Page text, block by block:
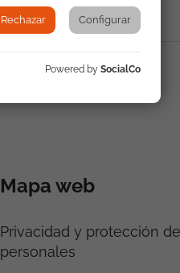
Mapa web
Privacidad y protección
personales
Rechazar Configurar
Powered by SocialCo